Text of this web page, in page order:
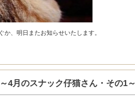
、明日またお知らせいたします。
月のスナック仔猫さん・その1～